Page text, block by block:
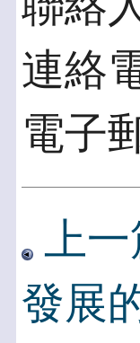
連絡
電子
上
發展